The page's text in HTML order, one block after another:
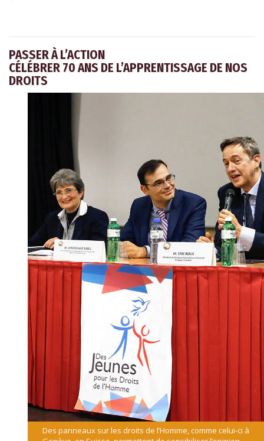
PASSER À L’ACTION
CÉLÉBRER 70 ANS DE L’APPRENTISSAGE DE NOS
DROITS
Des panneaux sur les droits de l’Homme, comme celui-ci à